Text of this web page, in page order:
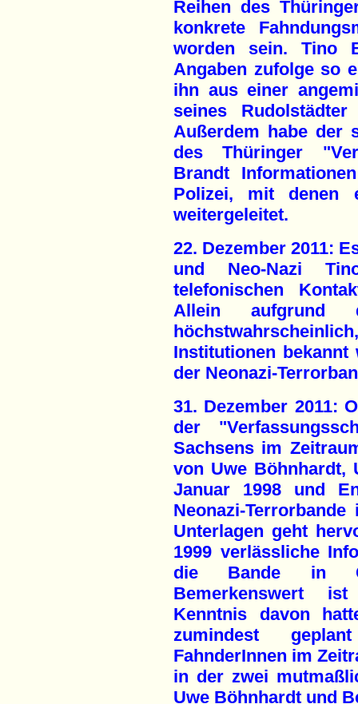
Reihen des
konkrete
worden sein. Tino
Angaben zufolge so
ihn aus einer
seines
Außerdem habe der
des Thüringer
Brandt
Polizei, mit denen
weitergeleitet.
22. Dezember 2011:
und Neo-Nazi
telefonischen
Allein aufgrund
Institutionen
der Neonazi-
31. Dezember 2011:
der
Sachsens im
von Uwe Böhnhardt,
Januar 1998 und
Neonazi-
Unterlagen geht
1999 verlässliche
die Bande in
Bemerkenswert
Kenntnis davon
zumindest
FahnderInnen im
in der zwei
Uwe Böhnhardt und